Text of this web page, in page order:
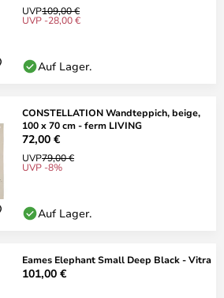
UVP109,00 €
UVP -28,00 €
Auf Lager.
CONSTELLATION Wandteppich, beige,
100 x 70 cm - ferm LIVING
72,00 €
UVP79,00 €
UVP -8%
Auf Lager.
Eames Elephant Small Deep Black - Vitra
101,00 €